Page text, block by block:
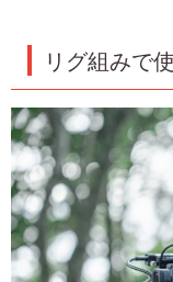
リグ組みで